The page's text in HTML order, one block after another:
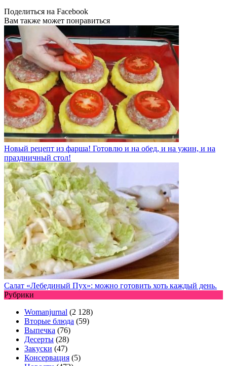
Поделиться на Facebook
Вам также может понравиться
Новый рецепт из фарша! Готовлю и на обед, и на ужин, и на
праздничный стол!
Салат «Лебединый Пух»: можно готовить хоть каждый день.
Рубрики
Womanjurnal (2 128)
Вторые блюда (59)
Выпечка (76)
Десерты (28)
Закуски (47)
Консервация (5)